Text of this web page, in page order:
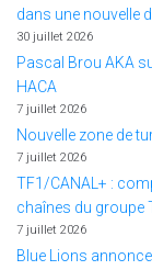
dans une nouvelle
30 juillet 2026
Pascal Brou AKA
HACA
7 juillet 2026
Nouvelle zone de
7 juillet 2026
TF1/CANAL+ :
chaînes du groupe
7 juillet 2026
Blue Lions